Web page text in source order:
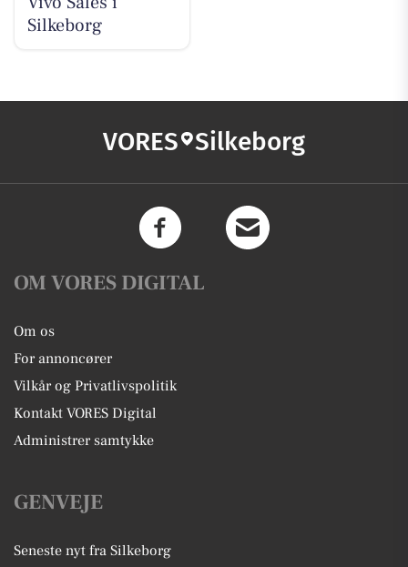
Silkeborg
VORES Silkeborg
OM VORES DIGITAL
Om os
For annoncører
Vilkår og Privatlivspolitik
Kontakt VORES Digital
Administrer samtykke
GENVEJE
Seneste nyt fra Silkeborg